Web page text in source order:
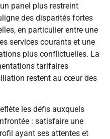
panel plus restreint
des disparités fortes
en particulier entre une
services courants et une
plus conflictuelles. La
tarifaires
restent au cœur des
les défis auxquels
: satisfaire une
ayant ses attentes et